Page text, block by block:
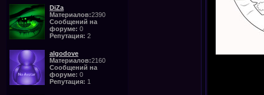
DiZa
Материалов:2390
Сообщений на
форуме: 0
Репутация: 2
algodove
Материалов:2160
Сообщений на
форуме: 0
Репутация: 1